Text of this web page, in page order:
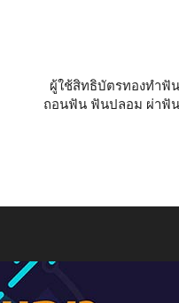
ผู้ใช้สิทธิบัตรทองทำฟั
ถอนฟัน ฟันปลอม ผ่าฟั